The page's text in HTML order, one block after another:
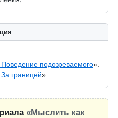
подозреваемого».
границей».
«Мыслить как